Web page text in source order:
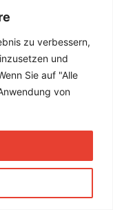
zu verbessern,
und
Sie auf "Alle
von